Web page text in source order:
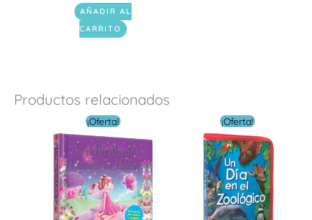
AÑADIR AL
CARRITO
Productos relacionados
¡Oferta!
El
precio
original
era:
$ 10.00.
actual
es:
$ 5.00.
¡Oferta!
El
precio
original
era:
$ 16.00.
actual
es:
$ 8.00.